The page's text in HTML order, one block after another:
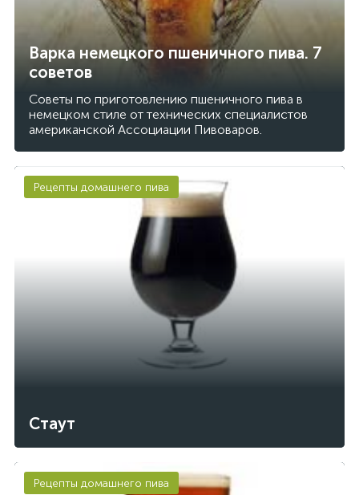
Варка немецкого пшеничного пива. 7
советов
Советы по приготовлению пшеничного пива в
немецком стиле от технических специалистов
американской Ассоциации Пивоваров.
Стаут
Рецепты домашнего пива
Рецепты домашнего пива